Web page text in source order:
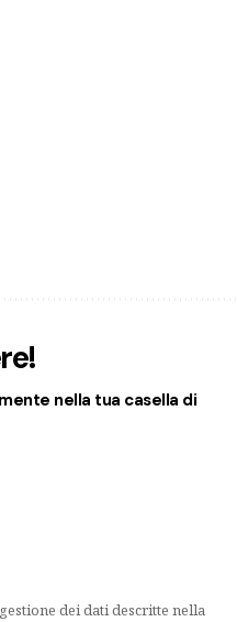
nella tua casella di
dei dati descritte nella